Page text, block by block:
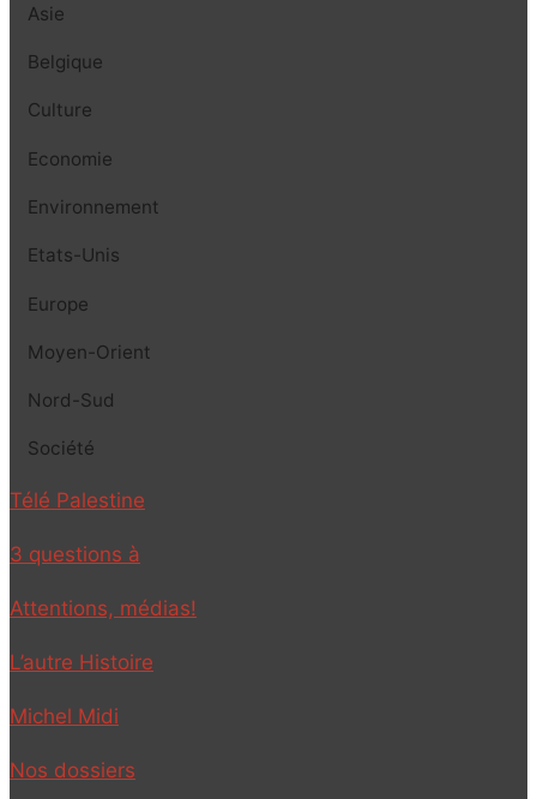
Asie
Belgique
Culture
Economie
Environnement
Etats-Unis
Europe
Moyen-Orient
Nord-Sud
Société
Télé Palestine
3 questions à
Attentions, médias!
L’autre Histoire
Michel Midi
Nos dossiers